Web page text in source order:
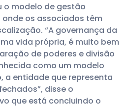
o modelo de gestão
os associados têm
“A governança da
vida própria, é muito bem
de poderes e divisão
como um modelo
a entidade que representa
disse o
que está concluindo o